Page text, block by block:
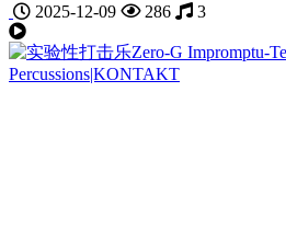
2025-12-09
286 3